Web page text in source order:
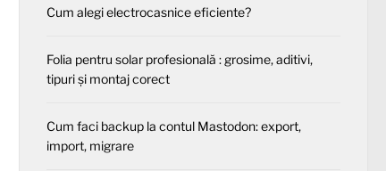
Cum alegi electrocasnice eficiente?
Folia pentru solar profesională : grosime, aditivi,
tipuri și montaj corect
Cum faci backup la contul Mastodon: export,
import, migrare